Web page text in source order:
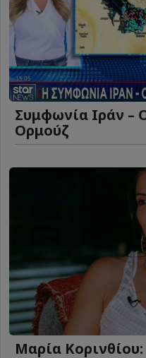
Συμφωνία Ιράν –
Ορμούζ
Μαρία